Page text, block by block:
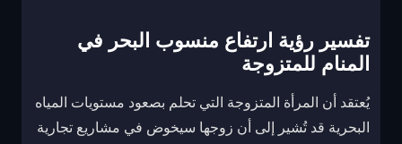
تفسير رؤية ارتفاع منسوب البحر في
المنام للمتزوجة
يُعتقد أن المرأة المتزوجة التي تحلم بصعود مستويات المياه
البحرية قد تُشير إلى أن زوجها سيخوض في مشاريع تجارية